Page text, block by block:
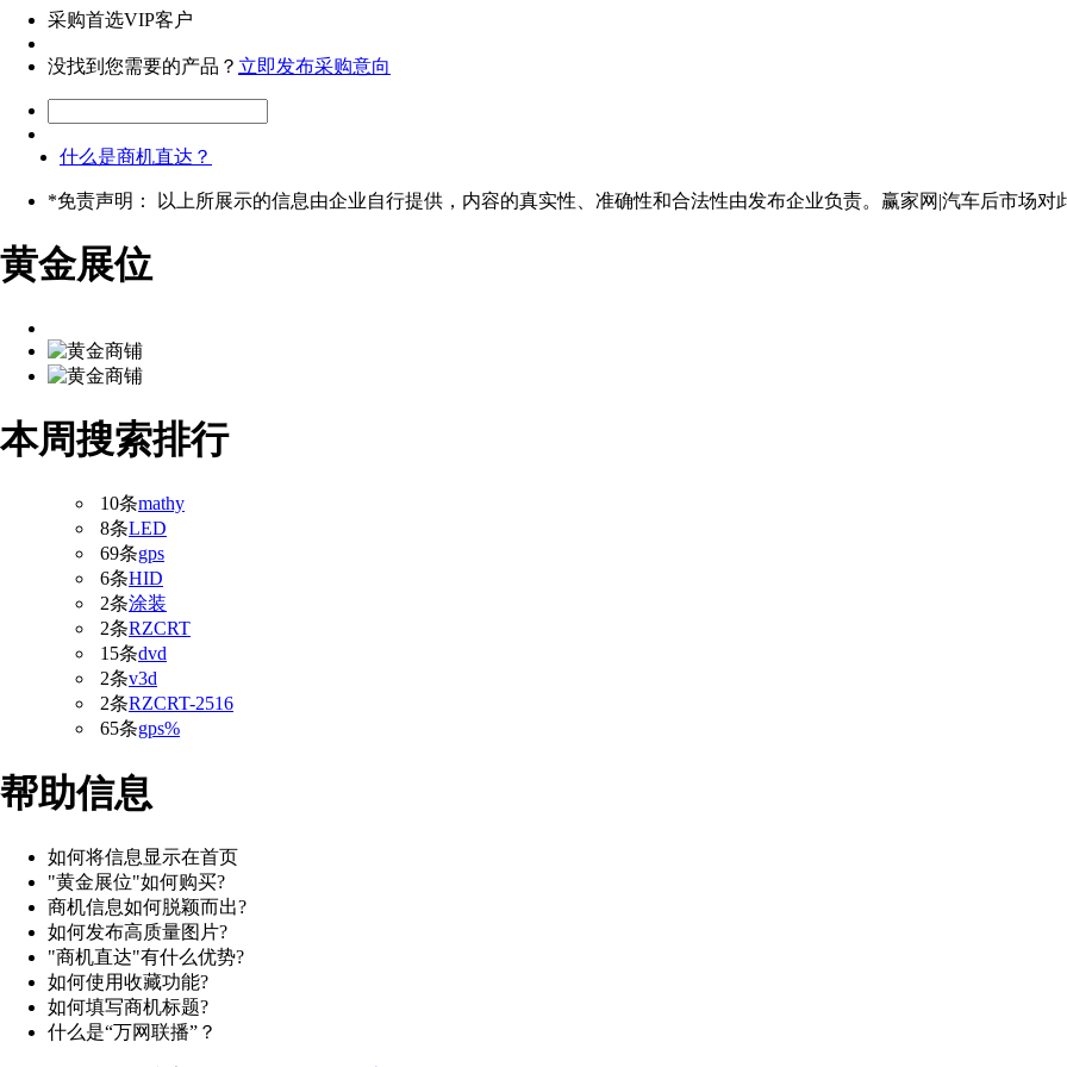
采购首选VIP客户
没找到您需要的产品？ 立即发布采购意向
什么是商机直达？
*免责声明： 以上所展示的信息由企业自行提供，内容的真实性、准确性和合法性由发布企业负责。赢家网|汽车后市场对
黄金展位
本周搜索排行
10条mathy
8条LED
69条gps
6条HID
2条涂装
2条RZCRT
15条dvd
2条v3d
2条RZCRT-2516
65条gps%
帮助信息
如何将信息显示在首页
"黄金展位"如何购买?
商机信息如何脱颖而出?
如何发布高质量图片?
"商机直达"有什么优势?
如何使用收藏功能?
如何填写商机标题?
什么是“万网联播”？